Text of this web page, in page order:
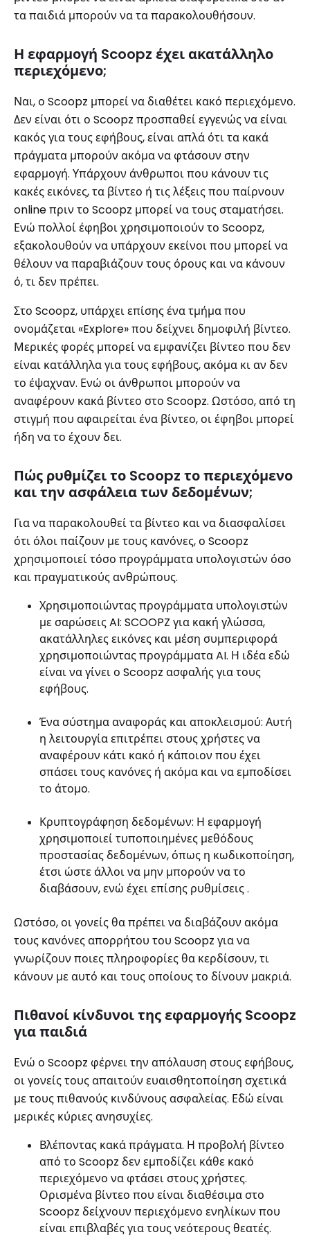
τα παιδιά μπορούν να τα παρακολουθήσουν.
Η εφαρμογή Scoopz έχει ακατάλληλο
περιεχόμενο;
Ναι, ο Scoopz μπορεί να διαθέτει κακό περιεχόμενο.
Δεν είναι ότι ο Scoopz προσπαθεί εγγενώς να είναι
κακός για τους εφήβους, είναι απλά ότι τα κακά
πράγματα μπορούν ακόμα να φτάσουν στην
εφαρμογή. Υπάρχουν άνθρωποι που κάνουν τις
κακές εικόνες, τα βίντεο ή τις λέξεις που παίρνουν
online πριν το Scoopz μπορεί να τους σταματήσει.
Ενώ πολλοί έφηβοι χρησιμοποιούν το Scoopz,
εξακολουθούν να υπάρχουν εκείνοι που μπορεί να
θέλουν να παραβιάζουν τους όρους και να κάνουν
ό, τι δεν πρέπει.
Στο Scoopz, υπάρχει επίσης ένα τμήμα που
ονομάζεται «Explore» που δείχνει δημοφιλή βίντεο.
Μερικές φορές μπορεί να εμφανίζει βίντεο που δεν
είναι κατάλληλα για τους εφήβους, ακόμα κι αν δεν
το έψαχναν. Ενώ οι άνθρωποι μπορούν να
αναφέρουν κακά βίντεο στο Scoopz. Ωστόσο, από τη
στιγμή που αφαιρείται ένα βίντεο, οι έφηβοι μπορεί
ήδη να το έχουν δει.
Πώς ρυθμίζει το Scoopz το περιεχόμενο
και την ασφάλεια των δεδομένων;
Για να παρακολουθεί τα βίντεο και να διασφαλίσει
ότι όλοι παίζουν με τους κανόνες, ο Scoopz
χρησιμοποιεί τόσο προγράμματα υπολογιστών όσο
και πραγματικούς ανθρώπους.
Χρησιμοποιώντας προγράμματα υπολογιστών
με σαρώσεις AI: SCOOPZ για κακή γλώσσα,
ακατάλληλες εικόνες και μέση συμπεριφορά
χρησιμοποιώντας προγράμματα AI. Η ιδέα εδώ
είναι να γίνει ο Scoopz ασφαλής για τους
εφήβους.
Ένα σύστημα αναφοράς και αποκλεισμού: Αυτή
η λειτουργία επιτρέπει στους χρήστες να
αναφέρουν κάτι κακό ή κάποιον που έχει
σπάσει τους κανόνες ή ακόμα και να εμποδίσει
το άτομο.
Κρυπτογράφηση δεδομένων: Η εφαρμογή
χρησιμοποιεί τυποποιημένες μεθόδους
προστασίας δεδομένων, όπως η κωδικοποίηση,
έτσι ώστε άλλοι να μην μπορούν να το
διαβάσουν, ενώ έχει επίσης ρυθμίσεις .
Ωστόσο, οι γονείς θα πρέπει να διαβάζουν ακόμα
τους κανόνες απορρήτου του Scoopz για να
γνωρίζουν ποιες πληροφορίες θα κερδίσουν, τι
κάνουν με αυτό και τους οποίους το δίνουν μακριά.
Πιθανοί κίνδυνοι της εφαρμογής Scoopz
για παιδιά
Ενώ ο Scoopz φέρνει την απόλαυση στους εφήβους,
οι γονείς τους απαιτούν ευαισθητοποίηση σχετικά
με τους πιθανούς κινδύνους ασφαλείας. Εδώ είναι
μερικές κύριες ανησυχίες.
Βλέποντας κακά πράγματα. Η προβολή βίντεο
από το Scoopz δεν εμποδίζει κάθε κακό
περιεχόμενο να φτάσει στους χρήστες.
Ορισμένα βίντεο που είναι διαθέσιμα στο
Scoopz δείχνουν περιεχόμενο ενηλίκων που
είναι επιβλαβές για τους νεότερους θεατές.